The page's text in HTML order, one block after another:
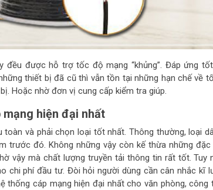
được hỗ trợ tốc độ mạng “khủng”. Đáp ứng
thiết bị đã cũ thì vẫn tồn tại những hạn chế về
Hoặc nhờ đơn vị cung cấp kiểm tra giúp.
hiện đại nhất
và phải chọn loại tốt nhất. Thông thường, loại
trước đó. Không những vậy còn kế thừa những
vậy mà chất lượng truyền tải thông tin rất tốt. Tuy
chi phí đầu tư. Đòi hỏi người dùng cần cân nhắc kĩ
thống cáp mạng hiện đại nhất cho văn phòng, công